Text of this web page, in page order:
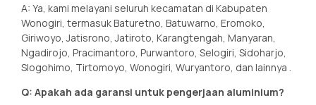
A: Ya, kami melayani seluruh kecamatan di Kabupaten
Wonogiri, termasuk Baturetno, Batuwarno, Eromoko,
Giriwoyo, Jatisrono, Jatiroto, Karangtengah, Manyaran,
Ngadirojo, Pracimantoro, Purwantoro, Selogiri, Sidoharjo,
Slogohimo, Tirtomoyo, Wonogiri, Wuryantoro, dan lainnya .
Q: Apakah ada garansi untuk pengerjaan aluminium?